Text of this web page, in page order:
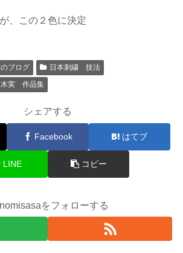
、この２色に決定
ブログ
日本刺繍 技法
木実 作品集
シェアする
Facebook はてブ
LINE コピー
をフォローする